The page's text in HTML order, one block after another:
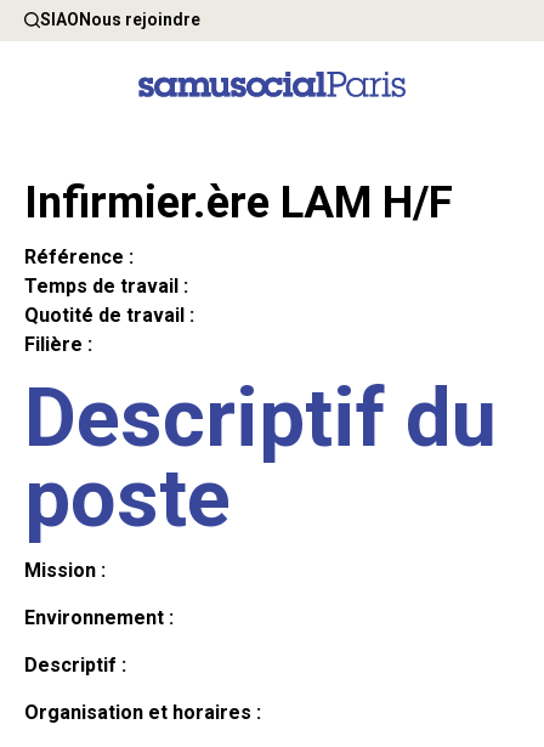
SIAONous rejoindre
Infirmier.ère LAM H/F
Référence :
Temps de travail :
Quotité de travail :
Filière :
Descriptif du
poste
Mission :
Environnement :
Descriptif :
Organisation et horaires :